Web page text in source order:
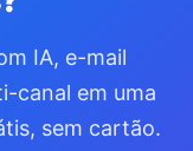
IA, e-mail
canal em uma
sem cartão.